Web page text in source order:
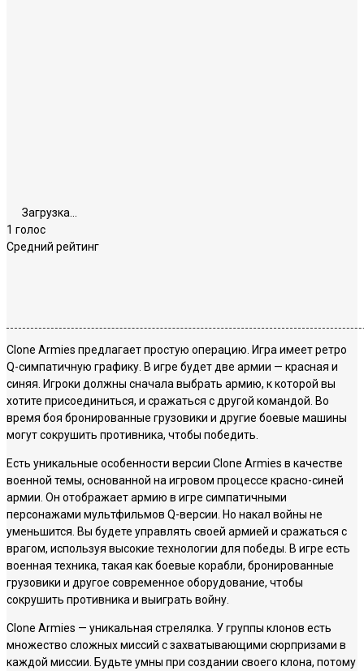
Загрузка...
1 голос
Средний рейтинг
Clone Armies предлагает простую операцию. Игра имеет ретро
Q-симпатичную графику. В игре будет две армии — красная и
синяя. Игроки должны сначала выбрать армию, к которой вы
хотите присоединиться, и сражаться с другой командой. Во
время боя бронированные грузовики и другие боевые машины
могут сокрушить противника, чтобы победить.
Есть уникальные особенности версии Clone Armies в качестве
военной темы, основанной на игровом процессе красно-синей
армии. Он отображает армию в игре симпатичными
персонажами мультфильмов Q-версии. Но накал войны не
уменьшится. Вы будете управлять своей армией и сражаться с
врагом, используя высокие технологии для победы. В игре есть
военная техника, такая как боевые корабли, бронированные
грузовики и другое современное оборудование, чтобы
сокрушить противника и выиграть войну.
Clone Armies — уникальная стрелялка. У группы клонов есть
множество сложных миссий с захватывающими сюрпризами в
каждой миссии. Будьте умны при создании своего клона, потому